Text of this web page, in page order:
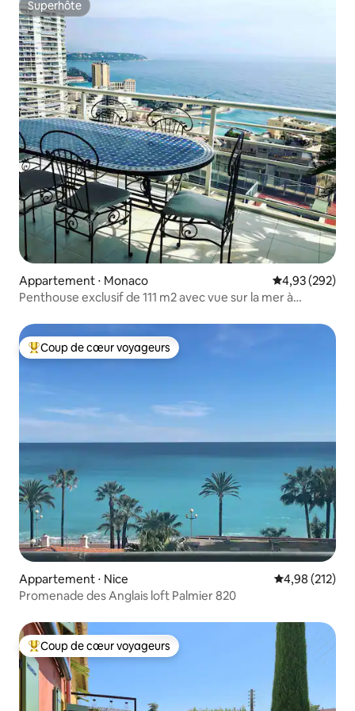
Superhôte
Superhôte
Appartement ⋅ Monaco Évaluation
4,93 (292)
Penthouse exclusif de 111 m2 avec vue sur la mer à
Coups de cœur voyageurs les plus appréciés
Coup de cœur voyageurs
Appartement ⋅ Nice Évaluation
4,98 (212)
Promenade des Anglais loft Palmier 820
Coups de cœur voyageurs les plus appréciés
Coup de cœur voyageurs